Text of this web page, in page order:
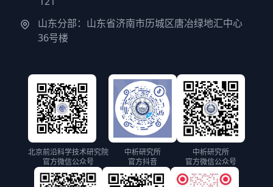
山东分部：山东省济南市历城区唐冶绿地汇中心
36号楼
北京前沿科学技术研究院
官方微信公众号
中析研究所
官方抖音
中析研究所
官方微信公众号